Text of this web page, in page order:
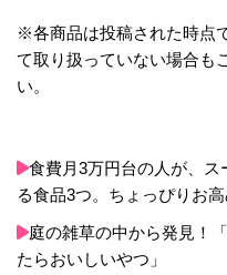
※各商品は投稿された時点
て取り扱っていない場合も
い。
食費月3万円台の人が、
る食品3つ。ちょっぴりお
庭の雑草の中から発見！
たらおいしいやつ」